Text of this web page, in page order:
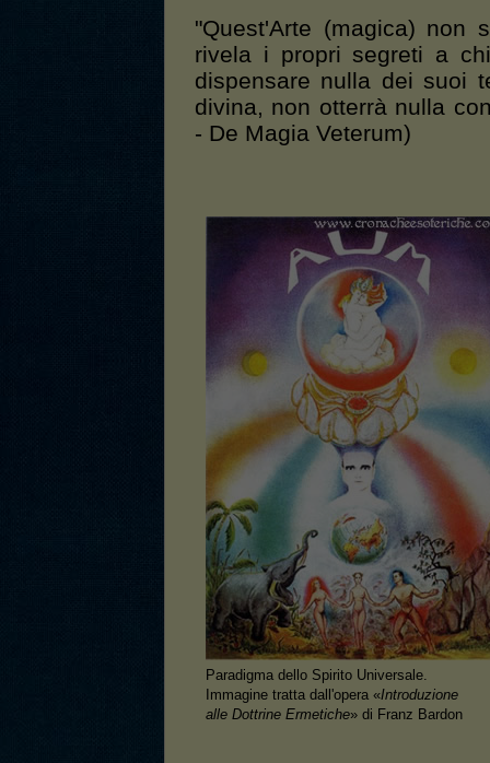
"Quest'Arte (magica) non
rivela i propri segreti a
dispensare nulla dei suoi
divina, non otterrà nulla
- De Magia Veterum)
Paradigma dello Spirito Universale.
Immagine tratta dall'opera «Introduzione
alle Dottrine Ermetiche» di Franz Bardon